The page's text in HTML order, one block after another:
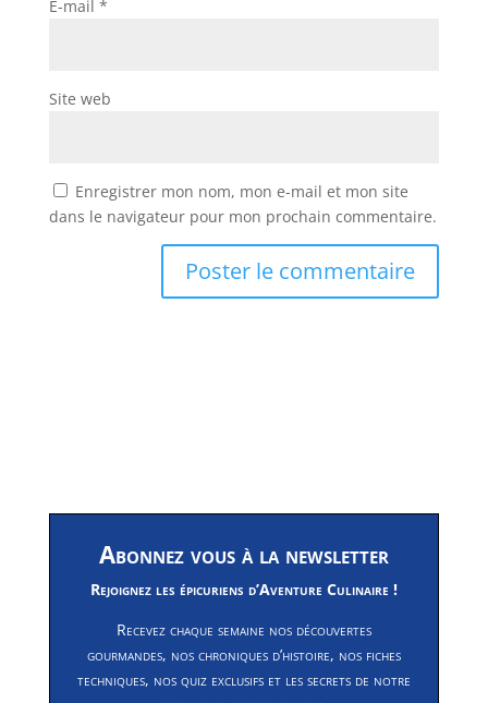
E-mail *
Site web
Enregistrer mon nom, mon e-mail et mon site
dans le navigateur pour mon prochain commentaire.
Abonnez vous à la newsletter
Rejoignez les épicuriens d’Aventure Culinaire !
Recevez chaque semaine nos découvertes
gourmandes, nos chroniques d’histoire, nos fiches
techniques, nos quiz exclusifs et les secrets de notre